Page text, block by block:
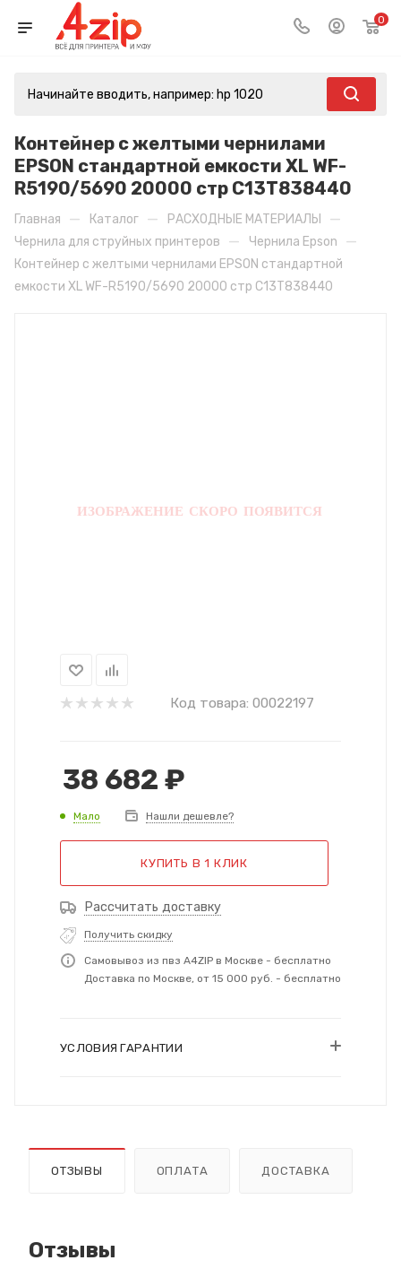
0
Контейнер с желтыми чернилами
EPSON стандартной емкости XL WF-
R5190/5690 20000 стр C13T838440
Главная — Каталог — РАСХОДНЫЕ МАТЕРИАЛЫ —
Чернила для струйных принтеров — Чернила Epson —
Контейнер с желтыми чернилами EPSON стандартной
емкости XL WF-R5190/5690 20000 стр C13T838440
Код товара: 00022197
38 682 ₽
Мало Нашли дешевле?
КУПИТЬ В 1 КЛИК
Рассчитать доставку
Получить скидку
Самовывоз из пвз A4ZIP в Москве - бесплатно
Доставка по Москве, от 15 000 руб. - бесплатно
УСЛОВИЯ ГАРАНТИИ
ОТЗЫВЫ ОПЛАТА ДОСТАВКА
Отзывы